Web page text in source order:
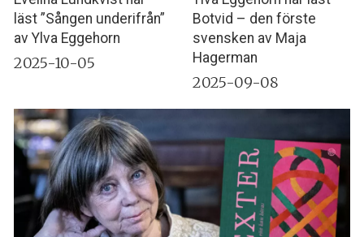
läst ”Sången underifrån”
av Ylva Eggehorn
2025-10-05
Botvid – den förste
svensken av Maja
Hagerman
2025-09-08